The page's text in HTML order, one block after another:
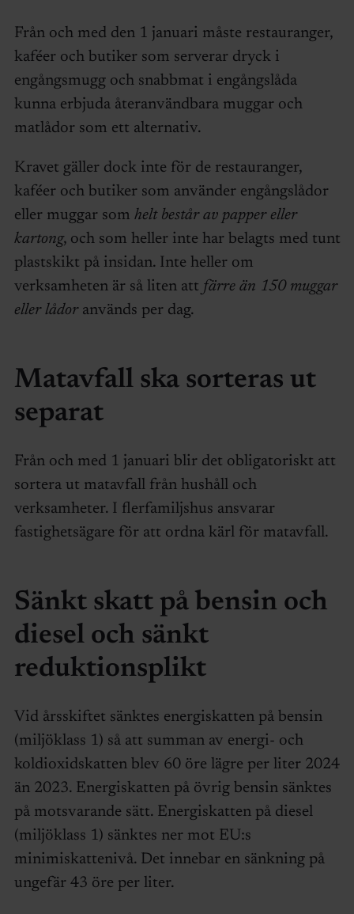
Från och med den 1 januari måste restauranger,
kaféer och butiker som serverar dryck i
engångsmugg och snabbmat i engångslåda
kunna erbjuda återanvändbara muggar och
matlådor som ett alternativ.
Kravet gäller dock inte för de restauranger,
kaféer och butiker som använder engångslådor
eller muggar som helt består av papper eller
kartong, och som heller inte har belagts med tunt
plastskikt på insidan. Inte heller om
verksamheten är så liten att färre än 150 muggar
eller lådoranvänds per dag.
Matavfall ska sorteras ut
separat
Från och med 1 januari blir det obligatoriskt att
sortera ut matavfall från hushåll och
verksamheter. I flerfamiljshus ansvarar
fastighetsägare för att ordna kärl för matavfall.
Sänkt skatt på bensin och
diesel och sänkt
reduktionsplikt
Vid årsskiftet sänktes energiskatten på bensin
(miljöklass 1) så att summan av energi- och
koldioxidskatten blev 60 öre lägre per liter 2024
än 2023. Energiskatten på övrig bensin sänktes
på motsvarande sätt. Energiskatten på diesel
(miljöklass 1) sänktes ner mot EU:s
minimiskattenivå. Det innebar en sänkning på
ungefär 43 öre per liter.